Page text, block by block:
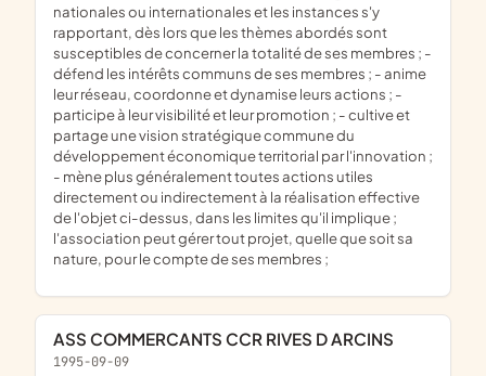
nationales ou internationales et les instances s'y
rapportant, dès lors que les thèmes abordés sont
susceptibles de concerner la totalité de ses membres ; -
défend les intérêts communs de ses membres ; - anime
leur réseau, coordonne et dynamise leurs actions ; -
participe à leur visibilité et leur promotion ; - cultive et
partage une vision stratégique commune du
développement économique territorial par l'innovation ;
- mène plus généralement toutes actions utiles
directement ou indirectement à la réalisation effective
de l'objet ci-dessus, dans les limites qu'il implique ;
l'association peut gérer tout projet, quelle que soit sa
nature, pour le compte de ses membres ;
ASS COMMERCANTS CCR RIVES D ARCINS
1995-09-09